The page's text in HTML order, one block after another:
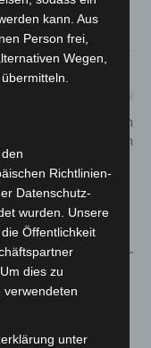
Juni-Termine in den
Herrenhäuser Gärten
Barbara-
ihre Werke im
kann. Aus
Person frei,
Wegen,
Richtlinien-
Datenschutz-
wurden. Unsere
Öffentlichkeit
dies zu
verwendeten
unter